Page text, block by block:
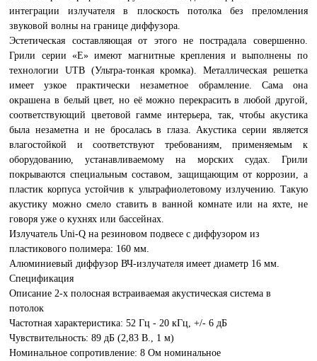
интеграции излучателя в плоскость потолка без преломления
звуковой волны на границе диффузора.
Эстетическая составляющая от этого не пострадала совершенно.
Грили серии «Е» имеют магнитные крепления и выполнены по
технологии UTB (Ультра-тонкая кромка). Металлическая решетка
имеет узкое практически незаметное обрамление. Сама она
окрашена в белый цвет, но её можно перекрасить в любой другой,
соответствующий цветовой гамме интерьера, так, чтобы акустика
была незаметна и не бросалась в глаза. Акустика серии является
влагостойкой и соответствуют требованиям, применяемым к
оборудованию, устанавливаемому на морских судах. Грили
покрываются специальным составом, защищающим от коррозии, а
пластик корпуса устойчив к ультрафиолетовому излучению. Такую
акустику можно смело ставить в ванной комнате или на яхте, не
говоря уже о кухнях или бассейнах.
Излучатель Uni-Q на резиновом подвесе с диффузором из
пластикового полимера: 160 мм.
Алюминиевый диффузор ВЧ-излучателя имеет диаметр 16 мм.
Спецификация
Описание 2-х полосная встраиваемая акустическая система в
потолок
Частотная характеристика: 52 Гц - 20 кГц, +/- 6 дБ
Чувствительность: 89 дБ (2,83 В., 1 м)
Номинальное сопротивление: 8 Ом номинальное